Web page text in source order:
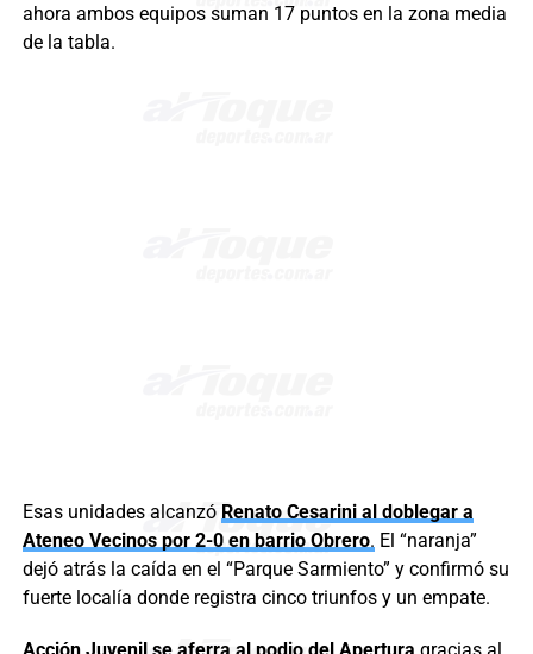
ahora ambos equipos suman 17 puntos en la zona media
de la tabla.
Esas unidades alcanzó Renato Cesarini al doblegar a
Ateneo Vecinos por 2-0 en barrio Obrero. El “naranja”
dejó atrás la caída en el “Parque Sarmiento” y confirmó su
fuerte localía donde registra cinco triunfos y un empate.
Acción Juvenil se aferra al podio del Apertura gracias al